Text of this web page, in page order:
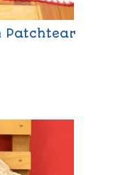
Patchtear